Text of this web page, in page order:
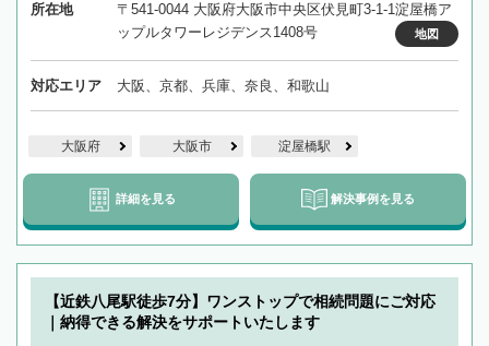
所在地
〒541-0044 大阪府大阪市中央区伏見町3-1-1淀屋橋ア
ップルタワーレジデンス1408号
地図
対応エリア 大阪、京都、兵庫、奈良、和歌山
大阪府 大阪市 淀屋橋駅
詳細を見る 解決事例を見る
【近鉄八尾駅徒歩7分】ワンストップで相続問題にご対応
｜納得できる解決をサポートいたします